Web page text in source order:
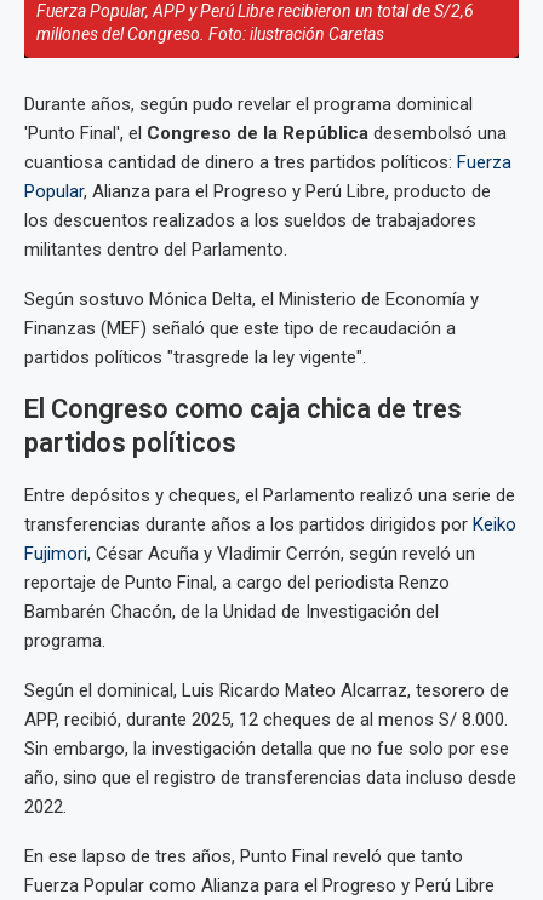
Fuerza Popular, APP y Perú Libre recibieron un total de S/2,6
millones del Congreso. Foto: ilustración Caretas
Durante años, según pudo revelar el programa dominical
'Punto Final', el Congreso de la República desembolsó una
cuantiosa cantidad de dinero a tres partidos políticos: Fuerza
Popular, Alianza para el Progreso y Perú Libre, producto de
los descuentos realizados a los sueldos de trabajadores
militantes dentro del Parlamento.
Según sostuvo Mónica Delta, el Ministerio de Economía y
Finanzas (MEF) señaló que este tipo de recaudación a
partidos políticos "trasgrede la ley vigente".
El Congreso como caja chica de tres
partidos políticos
Entre depósitos y cheques, el Parlamento realizó una serie de
transferencias durante años a los partidos dirigidos por Keiko
Fujimori, César Acuña y Vladimir Cerrón, según reveló un
reportaje de Punto Final, a cargo del periodista Renzo
Bambarén Chacón, de la Unidad de Investigación del
programa.
Según el dominical, Luis Ricardo Mateo Alcarraz, tesorero de
APP, recibió, durante 2025, 12 cheques de al menos S/ 8.000.
Sin embargo, la investigación detalla que no fue solo por ese
año, sino que el registro de transferencias data incluso desde
2022.
En ese lapso de tres años, Punto Final reveló que tanto
Fuerza Popular como Alianza para el Progreso y Perú Libre